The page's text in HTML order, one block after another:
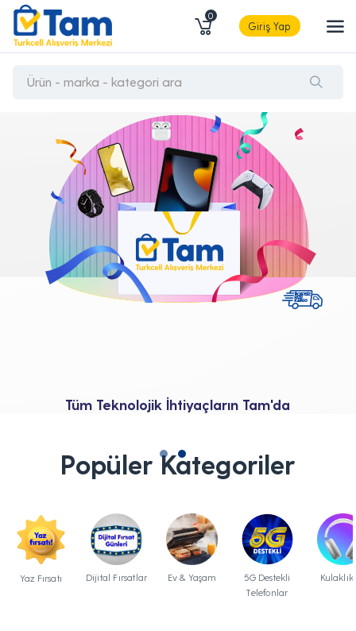
0
Giriş Yap
Tüm Teknolojik İhtiyaçların Tam'da
Popüler Kategoriler
Yaz Fırsatı Dijital Fırsatlar Ev & Yaşam
5G Destekli
Telefonlar